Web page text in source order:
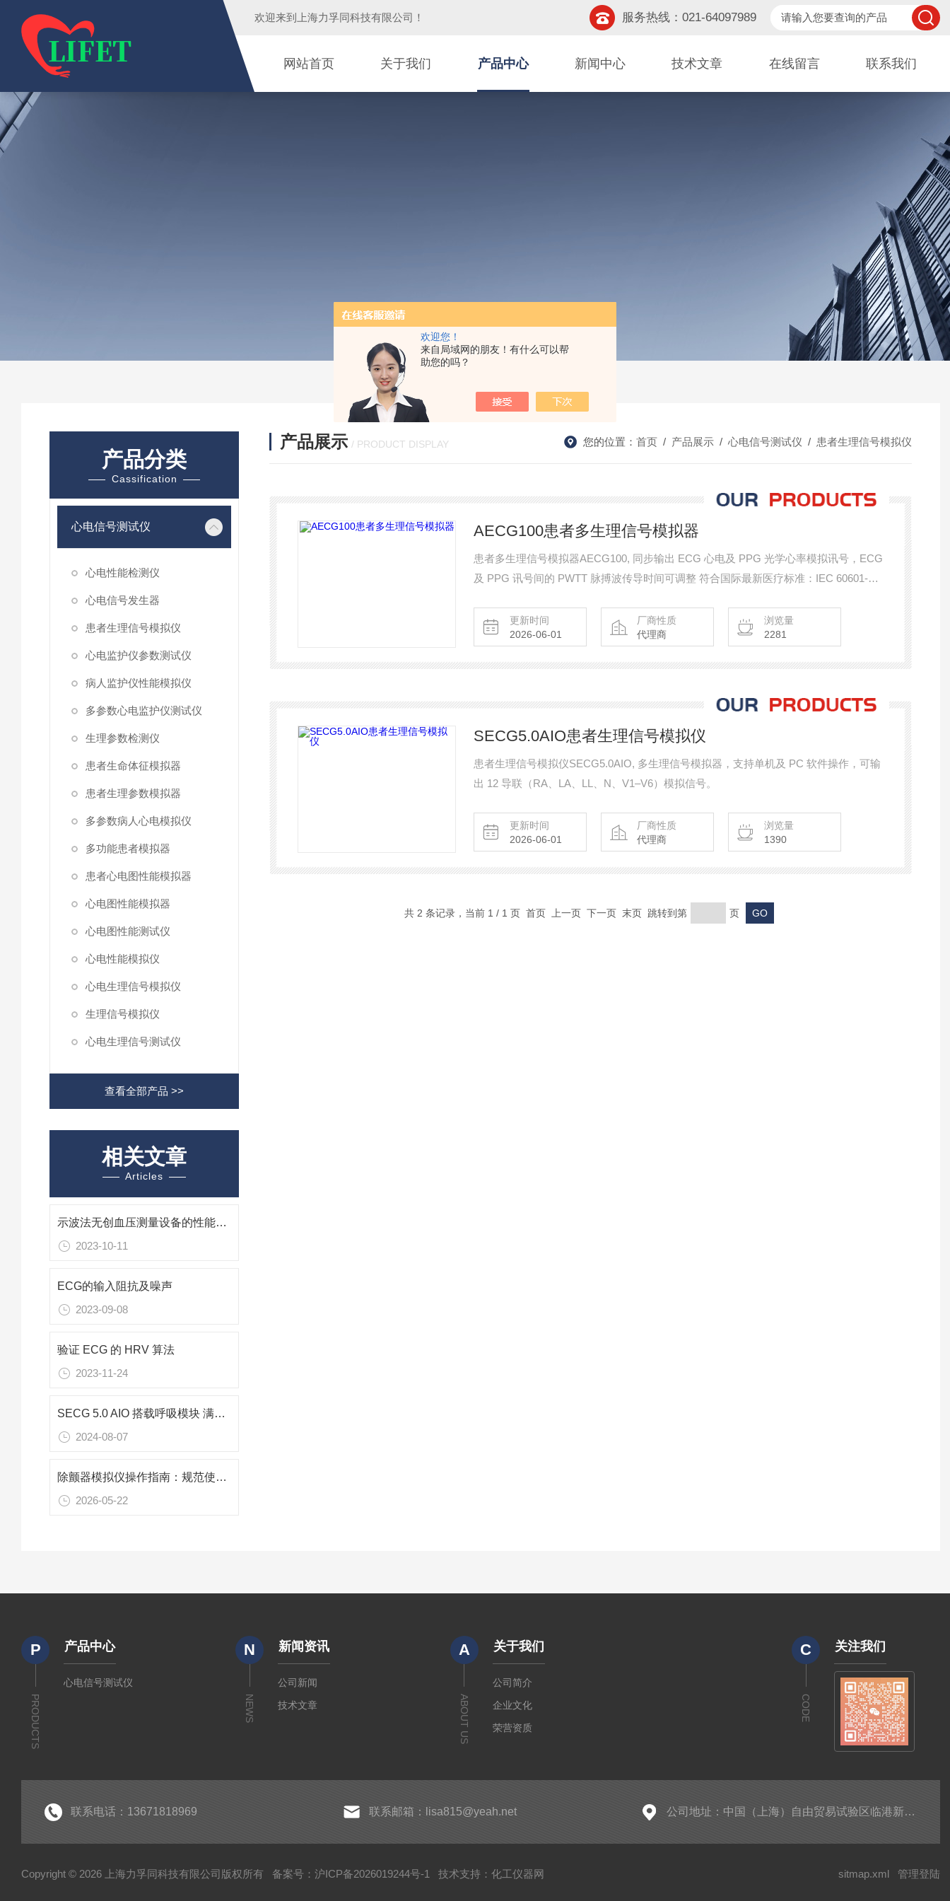
欢迎您！
来自局域网的朋友！有什么可以帮
助您的吗？
欢迎来到 上海力孚同科技有限公司 ！ 服务热线：021-64097989
网站首页 关于我们 产品中心 新闻中心 技术文章 在线留言 联系我们
产品分类
Cassification
心电信号测试仪
心电性能检测仪
心电信号发生器
患者生理信号模拟仪
心电监护仪参数测试仪
病人监护仪性能模拟仪
多参数心电监护仪测试仪
生理参数检测仪
患者生命体征模拟器
患者生理参数模拟器
多参数病人心电模拟仪
多功能患者模拟器
患者心电图性能模拟器
心电图性能模拟器
心电图性能测试仪
心电性能模拟仪
心电生理信号模拟仪
生理信号模拟仪
心电生理信号测试仪
查看全部产品 >>
相关文章
Articles
示波法无创血压测量设备的性能检测
2023-10-11
ECG的输入阻抗及噪声
2023-09-08
验证 ECG 的 HRV 算法
2023-11-24
SECG 5.0 AIO 搭载呼吸模块 满足更精细的测试需求
2024-08-07
除颤器模拟仪操作指南：规范使用与注意事项
2026-05-22
产品展示 / PRODUCT DISPLAY 您的位置： 首页 / 产品展示 / 心电信号测试仪 / 患者生理信号模拟仪
AECG100患者多生理信号模拟器
患者多生理信号模拟器AECG100, 同步输出 ECG 心电及 PPG 光学心率模拟讯号，ECG
及 PPG 讯号间的 PWTT 脉搏波传导时间可调整 符合国际最新医疗标准：IEC 60601-2-
更新时间
2026-06-01
厂商性质
代理商
浏览量
2281
SECG5.0AIO患者生理信号模拟仪
患者生理信号模拟仪SECG5.0AIO, 多生理信号模拟器，支持单机及 PC 软件操作，可输
出 12 导联（RA、LA、LL、N、V1–V6）模拟信号。
更新时间
2026-06-01
厂商性质
代理商
浏览量
1390
共 2 条记录，当前 1 / 1 页 首页 上一页 下一页 末页 跳转到第 页
P
PRODUCTS
产品中心
心电信号测试仪
N
NEWS
新闻资讯
公司新闻
技术文章
A
ABOUT US
关于我们
公司简介
企业文化
荣营资质
C
CODE
关注我们
联系电话：13671818969 联系邮箱：lisa815@yeah.net 公司地址：中国（上海）自由贸易试验区临港新片区老芦公路536号
Copyright © 2026 上海力孚同科技有限公司版权所有 备案号：沪ICP备2026019244号-1 技术支持： 化工仪器网 sitmap.xml 管理登陆